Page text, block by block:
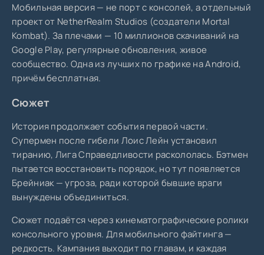
Мобильная версия — не порт с консолей, а отдельный
проект от NetherRealm Studios (создатели Mortal
Kombat). За плечами — 10 миллионов скачиваний на
Google Play, регулярные обновления, живое
сообщество. Одна из лучших по графике на Android,
причём бесплатная.
Сюжет
История продолжает события первой части.
Супермен после гибели Лоис Лейн установил
тиранию, Лига Справедливости раскололась. Бэтмен
пытается восстановить порядок, но тут появляется
Брейниак — угроза, ради которой бывшие враги
вынуждены объединиться.
Сюжет подаётся через кинематографические ролики
консольного уровня. Для мобильного файтинга —
редкость. Кампания выходит по главам, и каждая